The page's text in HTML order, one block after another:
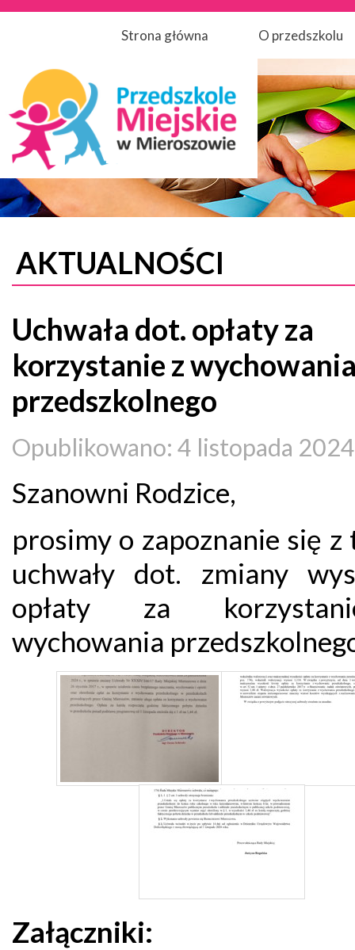
Strona główna O przedszkolu
AKTUALNOŚCI
Uchwała dot. opłaty za
korzystanie z
przedszkolnego
Opublikowano: 4 listopada 2024
Szanowni Rodzice,
prosimy o zapoznanie się z
uchwały dot. zmiany
opłaty za
wychowania
Załączniki: